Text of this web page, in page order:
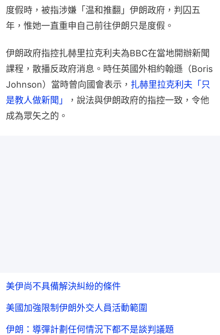
度假時，被指涉嫌「温和推翻」伊朗政府，判囚五
年，惟她一直重申自己前往伊朗只是度假。
伊朗政府指控扎赫里拉克利夫為BBC在當地開辦新聞
課程，散播反政府消息。時任英國外相約翰遜（Boris
Johnson）當時曾向國會表示， 扎赫里拉克利夫「只
是教人做新聞」
，說法與伊朗政府的指控一致，令他
成為眾矢之的。
美伊尚不具備解決糾紛的條件
美國加強限制伊朗外交人員活動範圍
伊朗：導彈計劃任何情況下都不是談判議題